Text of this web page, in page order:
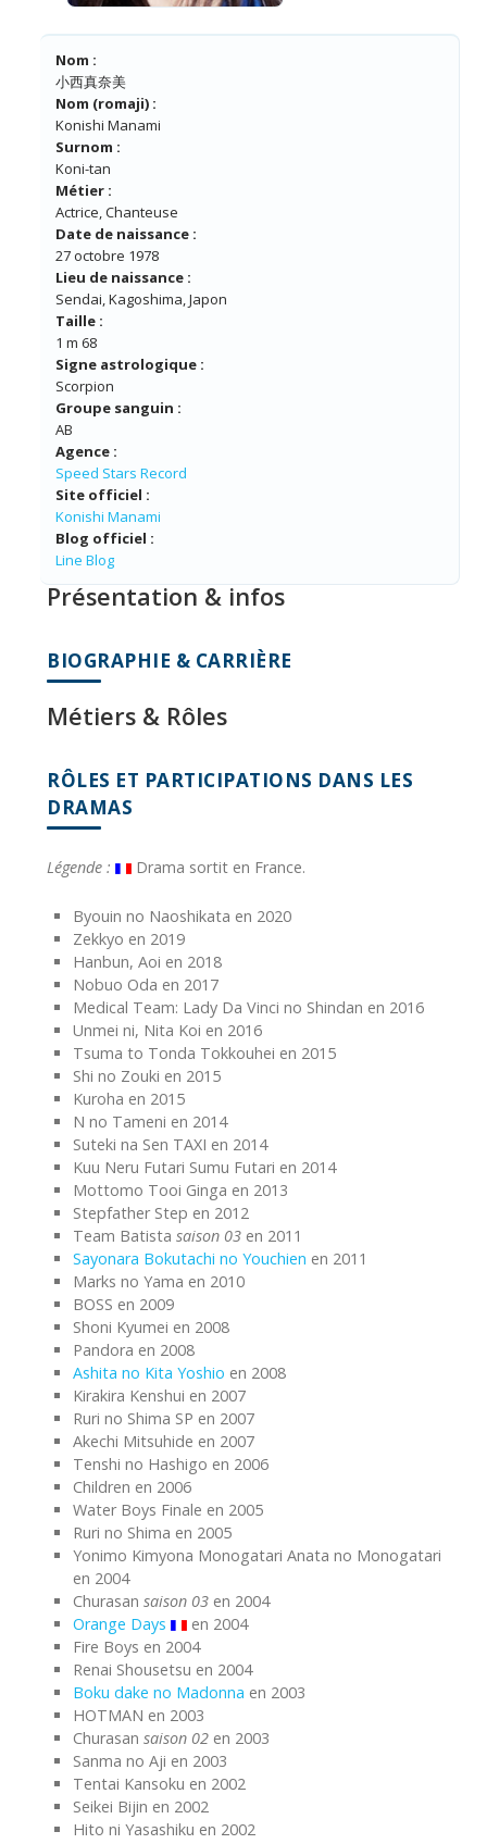
Nom :
小西真奈美
Nom (romaji) :
Konishi Manami
Surnom :
Koni-tan
Métier :
Actrice, Chanteuse
Date de naissance :
27 octobre 1978
Lieu de naissance :
Sendai, Kagoshima, Japon
Taille :
1 m 68
Signe astrologique :
Scorpion
Groupe sanguin :
AB
Agence :
Speed Stars Record
Site officiel :
Konishi Manami
Blog officiel :
Line Blog
Présentation & infos
BIOGRAPHIE & CARRIÈRE
Métiers & Rôles
RÔLES ET PARTICIPATIONS DANS LES
DRAMAS
Légende : Drama sortit en France.
Byouin no Naoshikata en 2020
Zekkyo en 2019
Hanbun, Aoi en 2018
Nobuo Oda en 2017
Medical Team: Lady Da Vinci no Shindan en 2016
Unmei ni, Nita Koi en 2016
Tsuma to Tonda Tokkouhei en 2015
Shi no Zouki en 2015
Kuroha en 2015
N no Tameni en 2014
Suteki na Sen TAXI en 2014
Kuu Neru Futari Sumu Futari en 2014
Mottomo Tooi Ginga en 2013
Stepfather Step en 2012
Team Batista saison 03 en 2011
Sayonara Bokutachi no Youchien en 2011
Marks no Yama en 2010
BOSS en 2009
Shoni Kyumei en 2008
Pandora en 2008
Ashita no Kita Yoshio en 2008
Kirakira Kenshui en 2007
Ruri no Shima SP en 2007
Akechi Mitsuhide en 2007
Tenshi no Hashigo en 2006
Children en 2006
Water Boys Finale en 2005
Ruri no Shima en 2005
Yonimo Kimyona Monogatari Anata no Monogatari
en 2004
Churasan saison 03 en 2004
Orange Days
en 2004
Fire Boys en 2004
Renai Shousetsu en 2004
Boku dake no Madonna en 2003
HOTMAN en 2003
Churasan saison 02 en 2003
Sanma no Aji en 2003
Tentai Kansoku en 2002
Seikei Bijin en 2002
Hito ni Yasashiku en 2002